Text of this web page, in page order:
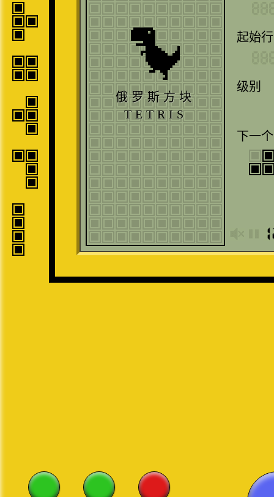
俄罗斯方块
TETRIS
起始行
级别
下一个